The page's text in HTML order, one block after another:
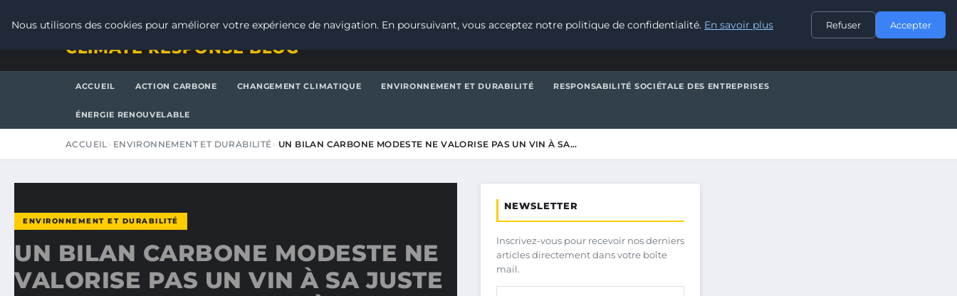
CONTACT
CLIMATE RESPONSE BLOG
ACCUEIL ACTION CARBONE CHANGEMENT CLIMATIQUE ENVIRONNEMENT ET DURABILITÉ RESPONSABILITÉ SOCIÉTALE DES ENTREPRISES
ÉNERGIE RENOUVELABLE
ACCUEIL ENVIRONNEMENT ET DURABILITÉ UN BILAN CARBONE MODESTE NE VALORISE PAS UN VIN À SA…
ENVIRONNEMENT ET DURABILITÉ
UN BILAN CARBONE MODESTE NE
VALORISE PAS UN VIN À SA JUSTE
NEWSLETTER
Inscrivez-vous pour recevoir nos derniers
articles directement dans votre boîte
mail.
Nous utilisons des cookies pour améliorer votre expérience de navigation. En poursuivant, vous acceptez notre politique de confidentialité. En savoir plus Refuser Accepter